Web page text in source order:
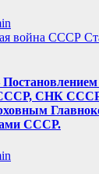
война СССР
СССР, СНК
СССР.